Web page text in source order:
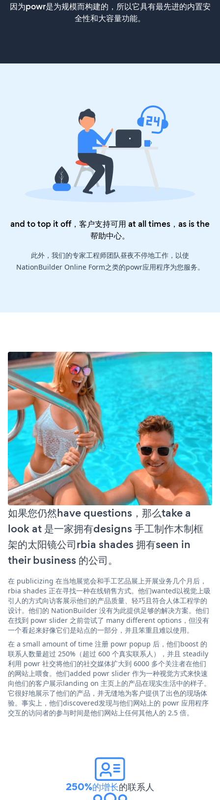
因为powr是为规模而构建的，所以它具有最先进的内置安
全性和大容量功能。
and to top it off，客户支持可用 at all times，as is the
帮助中心。
此外，我们的专家工程师团队昼夜不停地工作，以使
NationBuilder Online Form之类的powr应用程序为您服务。
如果您仍然have questions，那么take a
look at 是一家拥有designs 手工制作木制框
架的太阳镜公司rbia shades 拥有seen in
their business 的公司。
在 publicizing 在当地展览会和手工艺品展上开展业务几个月后，
rbia shades 正在寻找一种在线销售方式。他们wanted以视觉上吸
引人的方式向访客展示他们的产品质量、轻巧且符合人体工程学的
设计。他们的 NationBuilder 没有为此提供足够的解决方案。他们
在找到 powr slider 之前尝试了 many different options，但没有
一个看起来好像它们是站点的一部分，并且笨重且难以使用。
在 a small amount of time 注册 powr popup 后，他们boost 的
联系人数量超过 250%（超过 600 个真实联系人），并且 steadily
利用 powr 社交将他们的社交媒体扩大到 6000 多个关注者在他们
的网站上喂食。他们added powr slider 作为一种视觉方式来快速
向他们的客户展示landing on 主页上的产品在现实生活中的样子。
它很好地展示了他们的产品，并无缝地为客户提供了出色的现场体
验。事实上，他们discovered发现与他们网站上的 powr 应用程序
交互的访问者的参与时间是他们网站上任何其他人的 2.5 倍。
250%的增长的联系人